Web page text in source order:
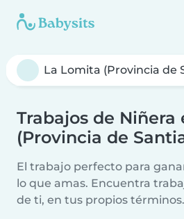
Trabajos de Niñera
(Provincia de
El trabajo perfecto para
lo que amas. Encuentra
de ti, en tus propios términos.